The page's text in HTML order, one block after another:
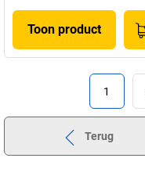
Toon product
1
Terug